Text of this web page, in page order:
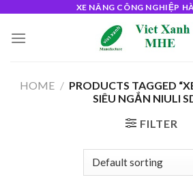
content
XE NÂNG CÔNG NGHIỆP
HOME / PRODUCTS TAGGED
SIÊU NGẮN NIULI
FILTER